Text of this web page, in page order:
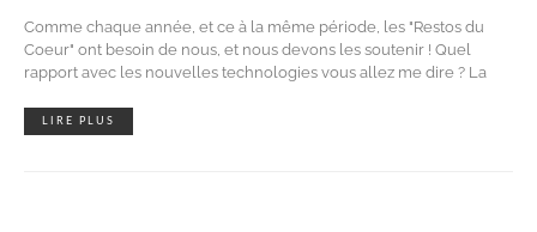
Comme chaque année, et ce à la même période, les "Restos du
Coeur" ont besoin de nous, et nous devons les soutenir ! Quel
rapport avec les nouvelles technologies vous allez me dire ? La
LIRE PLUS